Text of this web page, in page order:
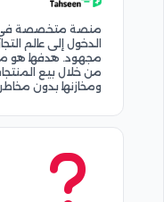
منصة متخصصة في
الدخول إلى عالم
مجهود. هدفها هو
من خلال بيع المنتجات
ومخازنها بدون